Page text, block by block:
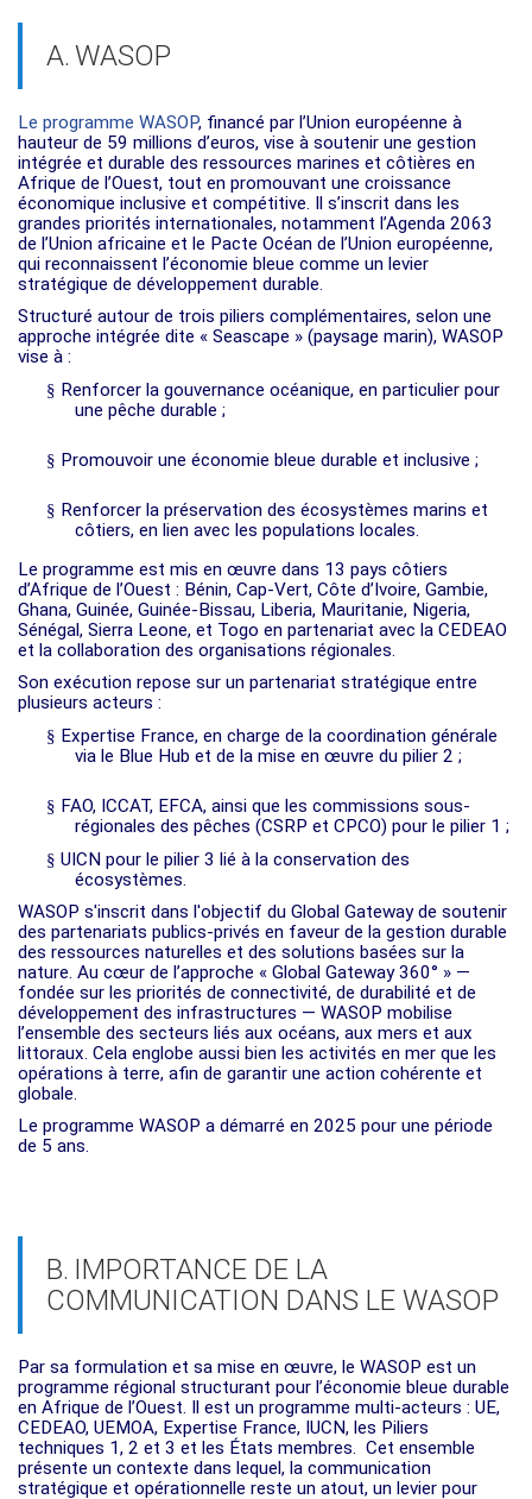
A. WASOP
Le programme WASOP, financé par l’Union européenne à
hauteur de 59 millions d’euros, vise à soutenir une gestion
intégrée et durable des ressources marines et côtières en
Afrique de l’Ouest, tout en promouvant une croissance
économique inclusive et compétitive. Il s’inscrit dans les
grandes priorités internationales, notamment l’Agenda 2063
de l’Union africaine et le Pacte Océan de l’Union européenne,
qui reconnaissent l’économie bleue comme un levier
stratégique de développement durable.
Structuré autour de trois piliers complémentaires, selon une
approche intégrée dite « Seascape » (paysage marin), WASOP
vise à :
§ Renforcer la gouvernance océanique, en particulier pour
une pêche durable ;
§ Promouvoir une économie bleue durable et inclusive ;
§ Renforcer la préservation des écosystèmes marins et
côtiers, en lien avec les populations locales.
Le programme est mis en œuvre dans 13 pays côtiers
d’Afrique de l’Ouest : Bénin, Cap-Vert, Côte d’Ivoire, Gambie,
Ghana, Guinée, Guinée-Bissau, Liberia, Mauritanie, Nigeria,
Sénégal, Sierra Leone, et Togo en partenariat avec la CEDEAO
et la collaboration des organisations régionales.
Son exécution repose sur un partenariat stratégique entre
plusieurs acteurs :
§ Expertise France, en charge de la coordination générale
via le Blue Hub et de la mise en œuvre du pilier 2 ;
§ FAO, ICCAT, EFCA, ainsi que les commissions sous-
régionales des pêches (CSRP et CPCO) pour le pilier 1 ;
§ UICN pour le pilier 3 lié à la conservation des
écosystèmes.
WASOP s'inscrit dans l'objectif du Global Gateway de soutenir
des partenariats publics-privés en faveur de la gestion durable
des ressources naturelles et des solutions basées sur la
nature. Au cœur de l’approche « Global Gateway 360° » —
fondée sur les priorités de connectivité, de durabilité et de
développement des infrastructures — WASOP mobilise
l’ensemble des secteurs liés aux océans, aux mers et aux
littoraux. Cela englobe aussi bien les activités en mer que les
opérations à terre, afin de garantir une action cohérente et
globale.
Le programme WASOP a démarré en 2025 pour une période
de 5 ans.
B. IMPORTANCE DE LA
COMMUNICATION DANS LE WASOP
Par sa formulation et sa mise en œuvre, le WASOP est un
programme régional structurant pour l’économie bleue durable
en Afrique de l’Ouest. Il est un programme multi-acteurs : UE,
CEDEAO, UEMOA, Expertise France, IUCN, les Piliers
techniques 1, 2 et 3 et les États membres. Cet ensemble
présente un contexte dans lequel, la communication
stratégique et opérationnelle reste un atout, un levier pour